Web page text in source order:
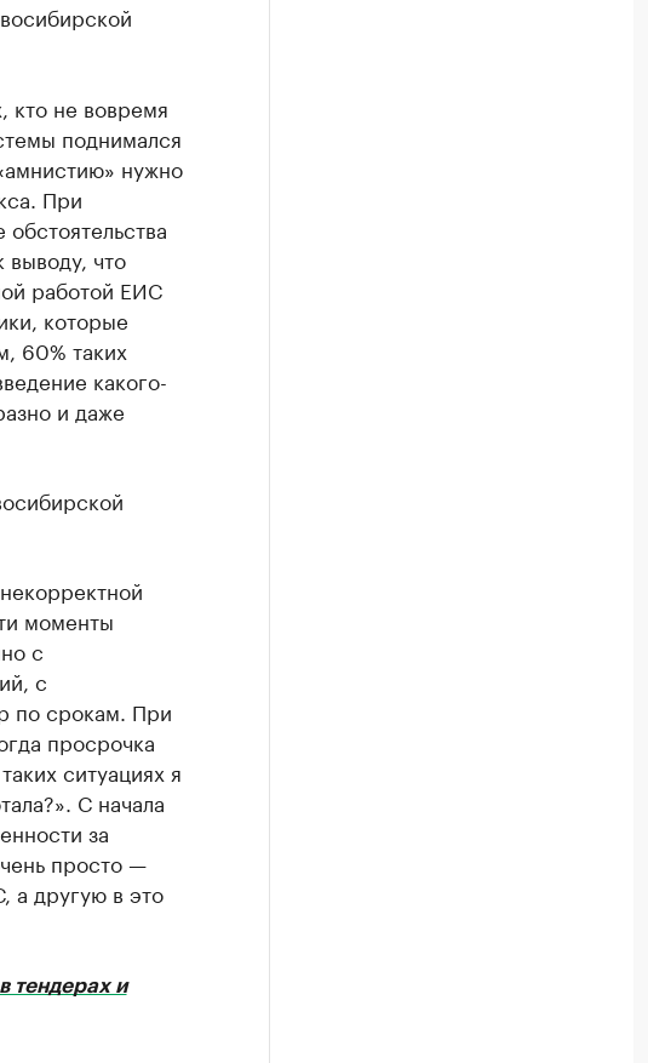
кто не вовремя
поднимался
нужно
При
что
работой ЕИС
которые
60% таких
какого-
и даже
моменты
с
с
по срокам. При
просрочка
ситуациях я
С начала
за
просто —
а другую в это
тендерах и